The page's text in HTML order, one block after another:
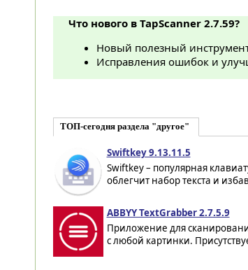
Что нового в TapScanner 2.7.59?
Новый полезный
Исправления ошибок и
ТОП-сегодня раздела "другое"
Swiftkey 9.13.11.5
Swiftkey – популярная
облегчит набор текста и
ABBYY TextGrabber 2.7.5.9
Приложение для
с любой картинки.